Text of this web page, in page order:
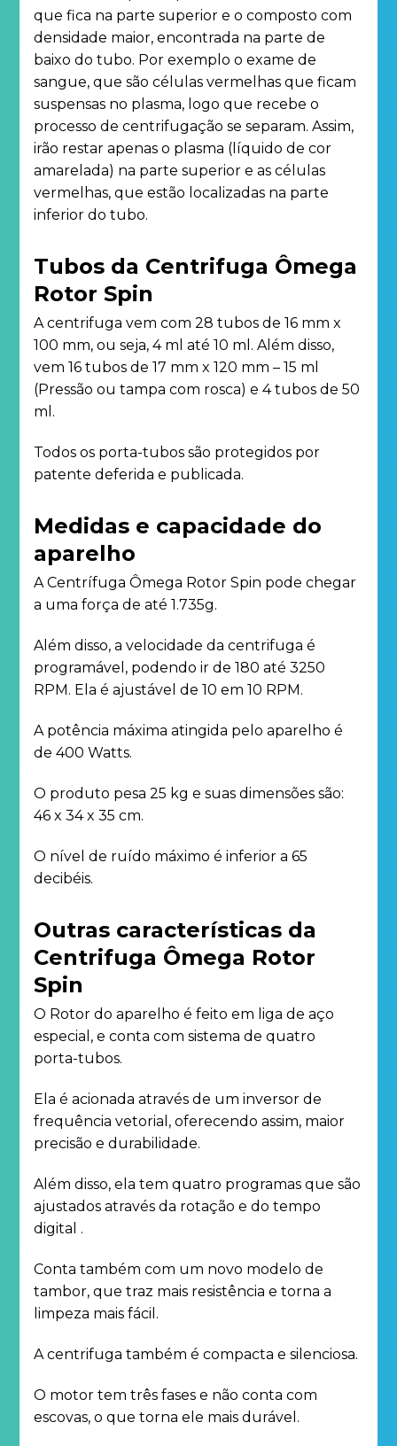
que fica na parte superior e o composto com
densidade maior, encontrada na parte de
baixo do tubo. Por exemplo o exame de
sangue, que são células vermelhas que ficam
suspensas no plasma, logo que recebe o
processo de centrifugação se separam. Assim,
irão restar apenas o plasma (líquido de cor
amarelada) na parte superior e as células
vermelhas, que estão localizadas na parte
inferior do tubo.
Tubos da Centrifuga Ômega
Rotor Spin
A centrifuga vem com 28 tubos de 16 mm x
100 mm, ou seja, 4 ml até 10 ml. Além disso,
vem 16 tubos de 17 mm x 120 mm – 15 ml
(Pressão ou tampa com rosca) e 4 tubos de 50
ml.
Todos os porta-tubos são protegidos por
patente deferida e publicada.
Medidas e capacidade do
aparelho
A Centrífuga Ômega Rotor Spin pode chegar
a uma força de até 1.735g.
Além disso, a velocidade da centrifuga é
programável, podendo ir de 180 até 3250
RPM. Ela é ajustável de 10 em 10 RPM.
A potência máxima atingida pelo aparelho é
de 400 Watts.
O produto pesa 25 kg e suas dimensões são:
46 x 34 x 35 cm.
O nível de ruído máximo é inferior a 65
decibéis.
Outras características da
Centrifuga Ômega Rotor
Spin
O Rotor do aparelho é feito em liga de aço
especial, e conta com sistema de quatro
porta-tubos.
Ela é acionada através de um inversor de
frequência vetorial, oferecendo assim, maior
precisão e durabilidade.
Além disso, ela tem quatro programas que são
ajustados através da rotação e do tempo
digital .
Conta também com um novo modelo de
tambor, que traz mais resistência e torna a
limpeza mais fácil.
A centrifuga também é compacta e silenciosa.
O motor tem três fases e não conta com
escovas, o que torna ele mais durável.